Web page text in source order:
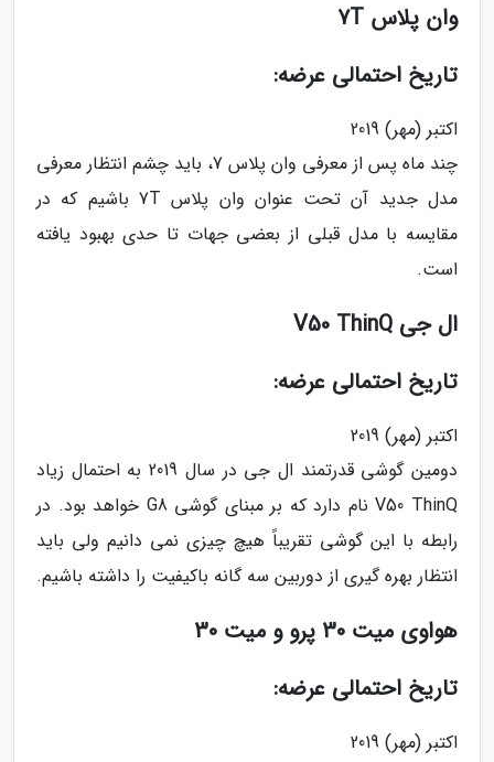
وان پلاس 7T
تاریخ احتمالی عرضه:
اکتبر (مهر) 2019
چند ماه پس از معرفی وان پلاس 7، باید چشم انتظار معرفی
مدل جدید آن تحت عنوان وان پلاس 7T باشیم که در
مقایسه با مدل قبلی از بعضی جهات تا حدی بهبود یافته
است.
ال جی V50 ThinQ
تاریخ احتمالی عرضه:
اکتبر (مهر) 2019
دومین گوشی قدرتمند ال جی در سال 2019 به احتمال زیاد
V50 ThinQ نام دارد که بر مبنای گوشی G8 خواهد بود. در
رابطه با این گوشی تقریباً هیچ چیزی نمی دانیم ولی باید
انتظار بهره گیری از دوربین سه گانه باکیفیت را داشته باشیم.
هواوی میت 30 پرو و میت 30
تاریخ احتمالی عرضه:
اکتبر (مهر) 2019